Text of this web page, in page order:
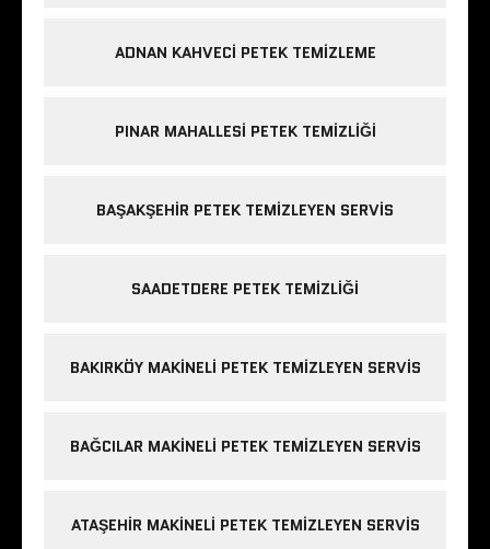
ADNAN KAHVECI PETEK TEMIZLEME
PINAR MAHALLESI PETEK TEMIZLIĞI
BAŞAKŞEHIR PETEK TEMIZLEYEN SERVIS
SAADETDERE PETEK TEMIZLIĞI
BAKIRKÖY MAKINELI PETEK TEMIZLEYEN SERVIS
BAĞCILAR MAKINELI PETEK TEMIZLEYEN SERVIS
ATAŞEHIR MAKINELI PETEK TEMIZLEYEN SERVIS